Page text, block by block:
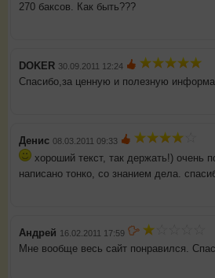
270 баксов. Как быть???
DOKER 30.09.2011 12:24
Спасибо,за ценную и полезную
Денис 08.03.2011 09:33
хороший текст, так держать!) очень
написано тонко, со знанием дела.
Андрей 16.02.2011 17:59
Мне вообще весь сайт понравился.